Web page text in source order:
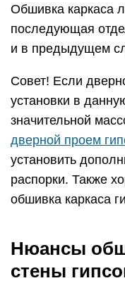
Обшивка каркаса
последующая
и в предыдущем
Совет! Если
установки в
значительной
дверной проем
установить
распорки. Также
обшивка каркаса
Нюансы
стены